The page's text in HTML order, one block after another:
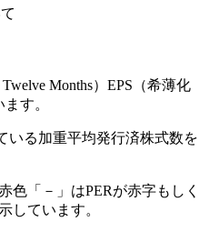
Months）EPS（希薄化
す。
いる加重平均発行済株式数を
色「 － 」はPERが赤字もしく
しています。